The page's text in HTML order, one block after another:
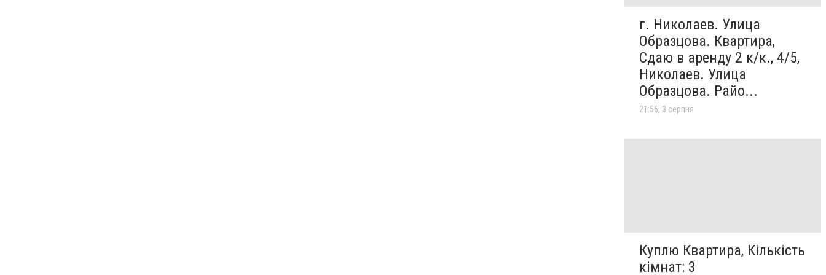
г. Николаев. Улица
Образцова. Квартира,
Сдаю в аренду 2 к/к., 4/5,
Николаев. Улица
Образцова. Райо...
21:56, 3 серпня
Куплю Квартира, Кількість
кімнат: 3